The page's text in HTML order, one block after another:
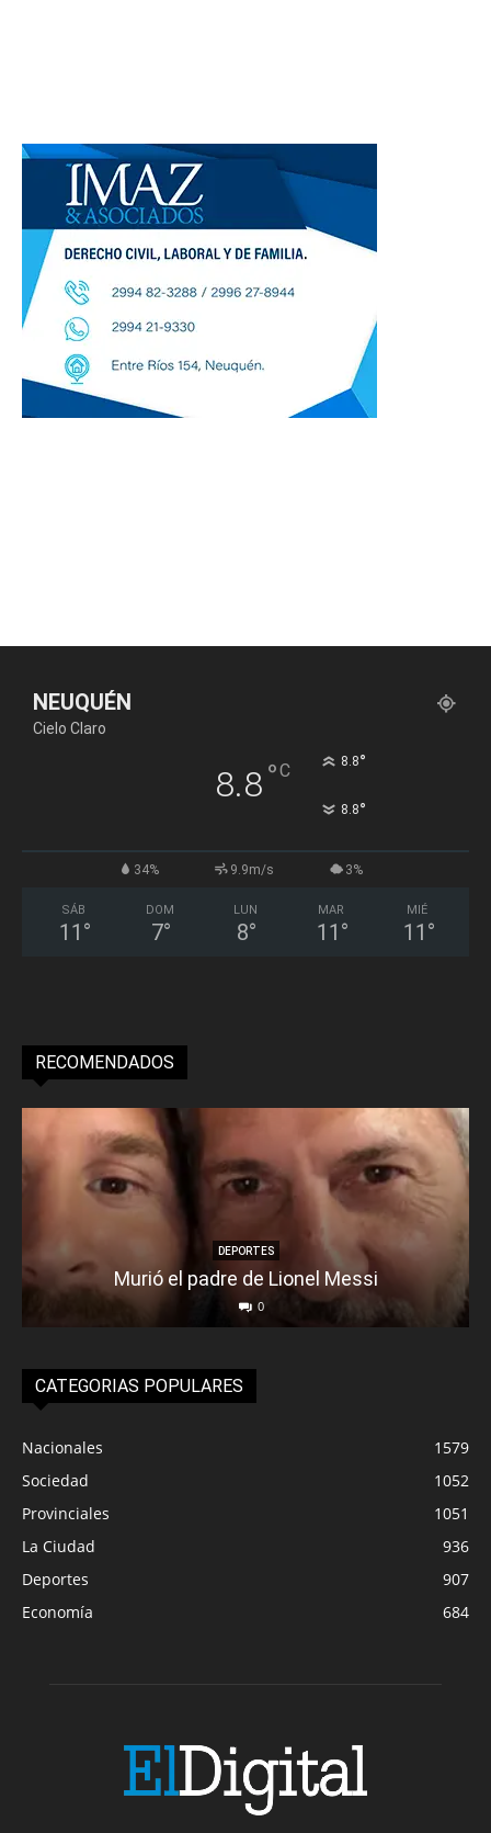
NEUQUÉN
Cielo Claro
8.8°C 8.8°
8.8°
34% 9.9m/s 3%
SÁB
11 °
DOM
7°
LUN
8°
MAR
11 °
MIÉ
11 °
RECOMENDADOS
DEPORTES
Murió el padre de Lionel Messi
0
CATEGORIAS POPULARES
Nacionales
1579
Sociedad
1052
Provinciales
1051
La Ciudad
936
Deportes
907
Economía
684